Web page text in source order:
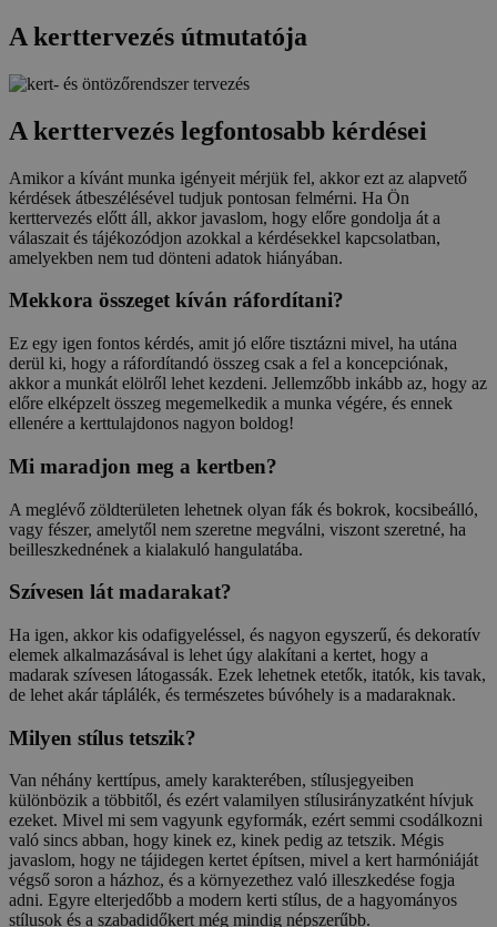
A kerttervezés útmutatója
A kerttervezés legfontosabb kérdései
Amikor a kívánt munka igényeit mérjük fel, akkor ezt az alapvető
kérdések átbeszélésével tudjuk pontosan felmérni. Ha Ön
kerttervezés előtt áll, akkor javaslom, hogy előre gondolja át a
válaszait és tájékozódjon azokkal a kérdésekkel kapcsolatban,
amelyekben nem tud dönteni adatok hiányában.
Mekkora összeget kíván ráfordítani?
Ez egy igen fontos kérdés, amit jó előre tisztázni mivel, ha utána
derül ki, hogy a ráfordítandó összeg csak a fel a koncepciónak,
akkor a munkát elölről lehet kezdeni. Jellemzőbb inkább az, hogy az
előre elképzelt összeg megemelkedik a munka végére, és ennek
ellenére a kerttulajdonos nagyon boldog!
Mi maradjon meg a kertben?
A meglévő zöldterületen lehetnek olyan fák és bokrok, kocsibeálló,
vagy fészer, amelytől nem szeretne megválni, viszont szeretné, ha
beilleszkednének a kialakuló hangulatába.
Szívesen lát madarakat?
Ha igen, akkor kis odafigyeléssel, és nagyon egyszerű, és dekoratív
elemek alkalmazásával is lehet úgy alakítani a kertet, hogy a
madarak szívesen látogassák. Ezek lehetnek etetők, itatók, kis tavak,
de lehet akár táplálék, és természetes búvóhely is a madaraknak.
Milyen stílus tetszik?
Van néhány kerttípus, amely karakterében, stílusjegyeiben
különbözik a többitől, és ezért valamilyen stílusirányzatként hívjuk
ezeket. Mivel mi sem vagyunk egyformák, ezért semmi csodálkozni
való sincs abban, hogy kinek ez, kinek pedig az tetszik. Mégis
javaslom, hogy ne tájidegen kertet építsen, mivel a kert harmóniáját
végső soron a házhoz, és a környezethez való illeszkedése fogja
adni. Egyre elterjedőbb a modern kerti stílus, de a hagyományos
stílusok és a szabadidőkert még mindig népszerűbb.